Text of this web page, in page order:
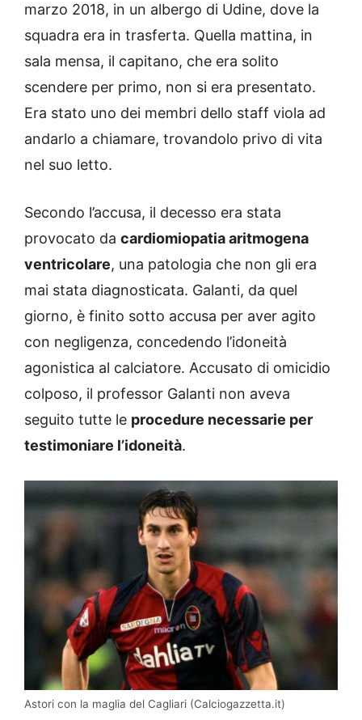
marzo 2018, in un albergo di Udine, dove la
squadra era in trasferta. Quella mattina, in
sala mensa, il capitano, che era solito
scendere per primo, non si era presentato.
Era stato uno dei membri dello staff viola ad
andarlo a chiamare, trovandolo privo di vita
nel suo letto.
Secondo l’accusa, il decesso era stata
provocato da cardiomiopatia aritmogena
ventricolare, una patologia che non gli era
mai stata diagnosticata. Galanti, da quel
giorno, è finito sotto accusa per aver agito
con negligenza, concedendo l’idoneità
agonistica al calciatore. Accusato di omicidio
colposo, il professor Galanti non aveva
seguito tutte le procedure necessarie per
testimoniare l’idoneità.
Astori con la maglia del Cagliari (Calciogazzetta.it)